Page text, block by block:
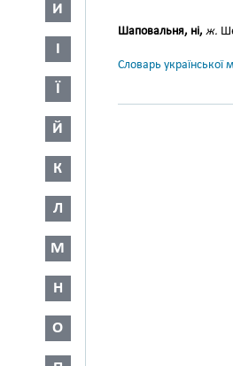
И
І
Ї
Й
К
Л
М
Н
О
Шаповальня, ні, ж.
Словарь